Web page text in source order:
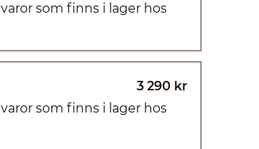
varor som finns i lager hos
3 290 kr
varor som finns i lager hos